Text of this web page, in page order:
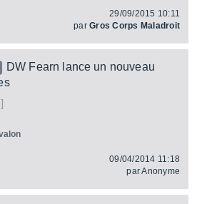
29/09/2015 10:11
parGros Corps Maladroit
DW Fearn lance un nouveau
]
09/04/2014 11:18
parAnonyme